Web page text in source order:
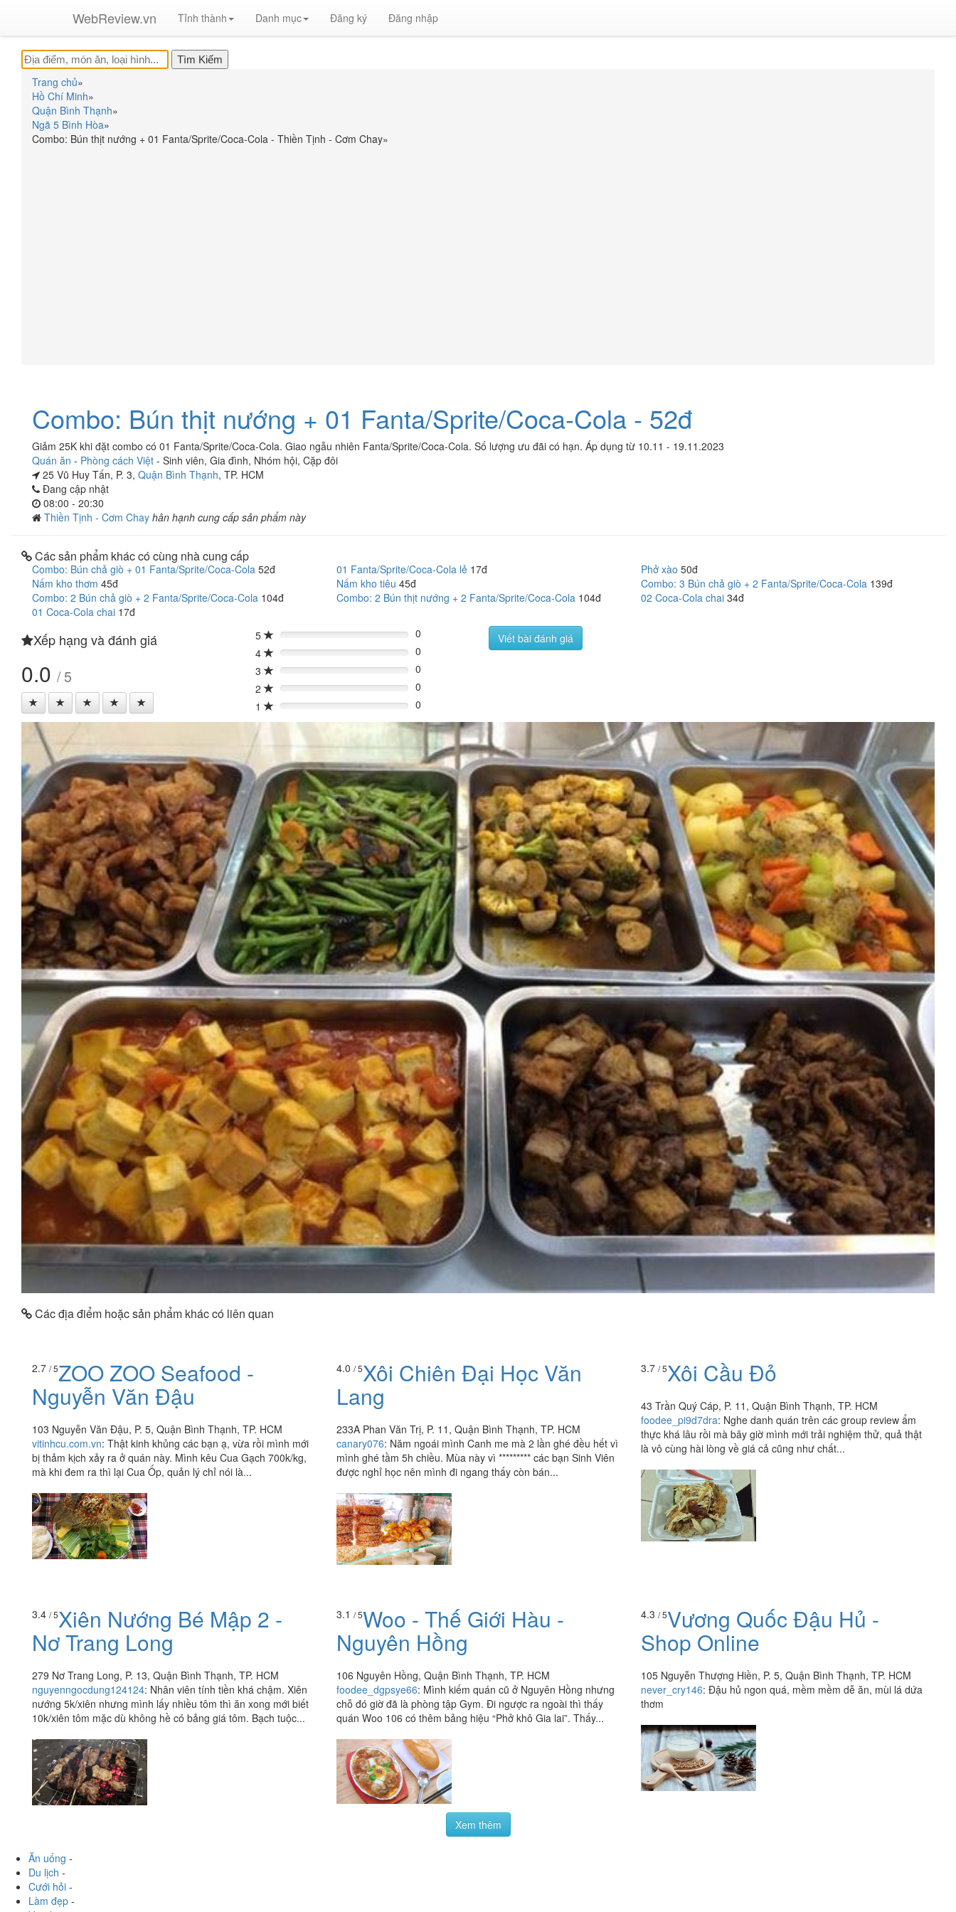
WebReview.vn Tỉnh thành Danh mục Đăng ký Đăng nhập
Trang chủ»
Hồ Chí Minh»
Quận Bình Thạnh»
Ngã 5 Bình Hòa»
Combo: Bún thịt nướng + 01 Fanta/Sprite/Coca-Cola - Thiền Tịnh - Cơm Chay»
Combo: Bún thịt nướng + 01 Fanta/Sprite/Coca-Cola - 52đ
Giảm 25K khi đặt combo có 01 Fanta/Sprite/Coca-Cola. Giao ngẫu nhiên Fanta/Sprite/Coca-Cola. Số lượng ưu đãi có hạn. Áp dụng từ 10.11 - 19.11.2023
Quán ăn - Phòng cách Việt - Sinh viên, Gia đình, Nhóm hội, Cặp đôi
25 Vũ Huy Tấn, P. 3, Quận Bình Thạnh, TP. HCM
Đang cập nhật
08:00 - 20:30
Thiền Tịnh - Cơm Chay hân hạnh cung cấp sản phẩm này
Các sản phẩm khác có cùng nhà cung cấp
Combo: Bún chả giò + 01 Fanta/Sprite/Coca-Cola 52đ 01 Fanta/Sprite/Coca-Cola lẻ 17đ Phở xào 50đ
Nấm kho thơm 45đ Nấm kho tiêu 45đ Combo: 3 Bún chả giò + 2 Fanta/Sprite/Coca-Cola 139đ
Combo: 2 Bún chả giò + 2 Fanta/Sprite/Coca-Cola 104đ Combo: 2 Bún thịt nướng + 2 Fanta/Sprite/Coca-Cola 104đ 02 Coca-Cola chai 34đ
01 Coca-Cola chai 17đ
Xếp hạng và đánh giá
0.0 / 5
5 0%
0
4
0%
0
3
0%
0
2
0%
0
1
0% 0
Viết bài đánh giá
Các địa điểm hoặc sản phẩm khác có liên quan
2.7 / 5ZOO ZOO Seafood -
Nguyễn Văn Đậu
103 Nguyễn Văn Đậu, P. 5, Quận Bình Thạnh, TP. HCM
vitinhcu.com.vn: Thật kinh khủng các bạn ạ, vừa rồi mình mới
bị thảm kịch xảy ra ở quán này. Mình kêu Cua Gạch 700k/kg,
mà khi đem ra thì lại Cua Ốp, quản lý chỉ nói là...
4.0 / 5Xôi Chiên Đại Học Văn
Lang
233A Phan Văn Trị, P. 11, Quận Bình Thạnh, TP. HCM
canary076: Năm ngoái mình Canh me mà 2 lần ghé đều hết vì
mình ghé tầm 5h chiều. Mùa này vì ********* các bạn Sinh Viên
được nghỉ học nên mình đi ngang thấy còn bán...
3.7 / 5Xôi Cầu Đỏ
43 Trần Quý Cáp, P. 11, Quận Bình Thạnh, TP. HCM
foodee_pi9d7dra: Nghe danh quán trên các group review ẩm
thực khá lâu rồi mà bây giờ mình mới trải nghiệm thử, quả thật
là vô cùng hài lòng về giá cả cũng như chất...
3.4 / 5Xiên Nướng Bé Mập 2 -
Nơ Trang Long
279 Nơ Trang Long, P. 13, Quận Bình Thạnh, TP. HCM
nguyenngocdung124124: Nhân viên tính tiền khá chậm. Xiên
nướng 5k/xiên nhưng mình lấy nhiều tôm thì ăn xong mới biết
10k/xiên tôm mặc dù không hề có bảng giá tôm. Bạch tuộc...
3.1 / 5Woo - Thế Giới Hàu -
Nguyên Hồng
106 Nguyên Hồng, Quận Bình Thạnh, TP. HCM
foodee_dgpsye66: Mình kiếm quán cũ ở Nguyên Hồng nhưng
chỗ đó giờ đã là phòng tập Gym. Đi ngược ra ngoài thì thấy
quán Woo 106 có thêm bảng hiệu “Phở khô Gia lai”. Thấy...
4.3 / 5Vương Quốc Đậu Hủ -
Shop Online
105 Nguyễn Thượng Hiền, P. 5, Quận Bình Thạnh, TP. HCM
never_cry146: Đậu hủ ngon quá, mềm mềm dễ ăn, mùi lá dứa
thơm
Xem thêm
Ăn uống -
Du lịch -
Cưới hỏi -
Làm đẹp -